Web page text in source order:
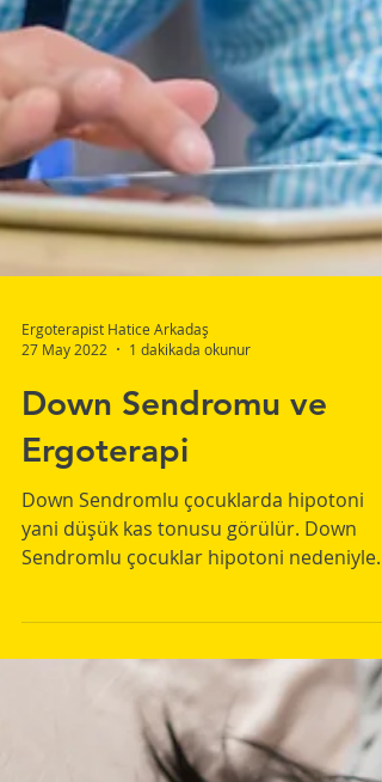
27 May 2022
1 dakikada okunur
Down Sendromu ve
Ergoterapi